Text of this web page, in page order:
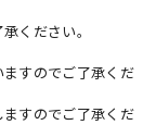
ください。
すのでご了承くだ
すのでご了承くだ